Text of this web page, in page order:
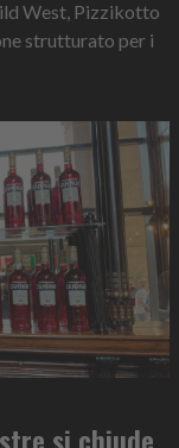
West, Pizzikotto
strutturato per i